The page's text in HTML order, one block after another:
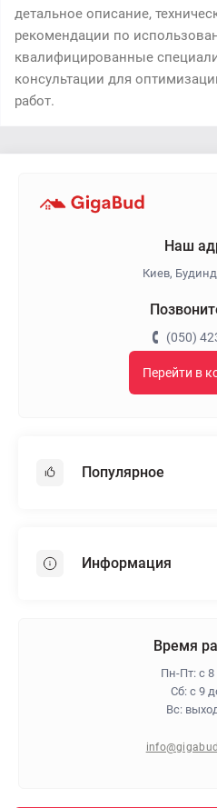
детальное описание,
рекомендации по
квалифицированные
консультации для
работ.
Наш
Киев,
(050)
Перейти в
Популярное
Пенопласт
Информация
Политика
Время
Пн-Пт: с 8
Сб: с 9
Вс: